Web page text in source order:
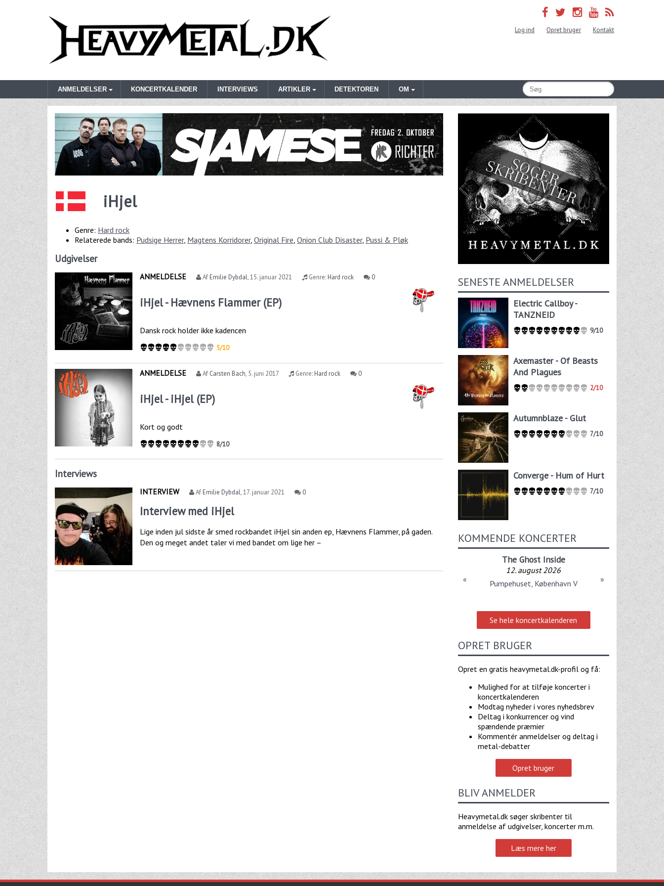
Log ind Opret bruger Kontakt
ANMELDELSER KONCERTKALENDER INTERVIEWS ARTIKLER DETEKTOREN OM
iHjel
Genre: Hard rock
Relaterede bands: Pudsige Herrer, Magtens Korridorer, Original Fire, Onion Club Disaster, Pussi & Pløk
Udgivelser
ANMELDELSE AfEmilie Dybdal,15. januar 2021 Genre:Hard rock 0
iHjel - Hævnens Flammer (EP)
Dansk rock holder ikke kadencen
5/10
ANMELDELSE Af Carsten Bach, 5. juni 2017 Genre:Hard rock 0
iHjel - iHjel (EP)
Kort og godt
8/10
Interviews
INTERVIEW AfEmilie Dybdal,17. januar 2021 0
Interview med iHjel
Lige inden jul sidste år smed rockbandet iHjel sin anden ep, Hævnens Flammer, på gaden.
Den og meget andet taler vi med bandet om lige her –
SENESTE ANMELDELSER
Electric Callboy -
TANZNEID
9/10
Axemaster - Of Beasts
And Plagues
2/10
Autumnblaze - Glut
7/10
Converge - Hum of Hurt
7/10
KOMMENDE KONCERTER
The Ghost Inside
12. august 2026
Pumpehuset, København V
« »
Se hele koncertkalenderen
OPRET BRUGER
Opret en gratis heavymetal.dk-profil og få:
Mulighed for at tilføje koncerter i
koncertkalenderen
Modtag nyheder i vores nyhedsbrev
Deltag i konkurrencer og vind
spændende præmier
Kommentér anmeldelser og deltag i
metal-debatter
Opret bruger
BLIV ANMELDER
Heavymetal.dk søger skribenter til
anmeldelse af udgivelser, koncerter m.m.
Læs mere her